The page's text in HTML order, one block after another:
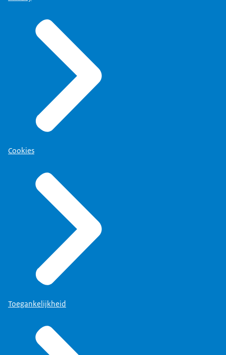
Cookies
Toegankelijkheid